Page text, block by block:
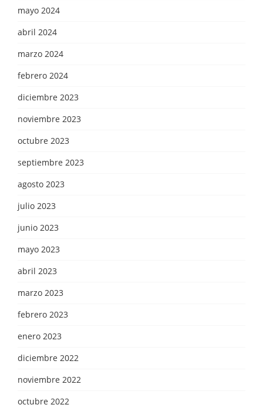
mayo 2024
abril 2024
marzo 2024
febrero 2024
diciembre 2023
noviembre 2023
octubre 2023
septiembre 2023
agosto 2023
julio 2023
junio 2023
mayo 2023
abril 2023
marzo 2023
febrero 2023
enero 2023
diciembre 2022
noviembre 2022
octubre 2022